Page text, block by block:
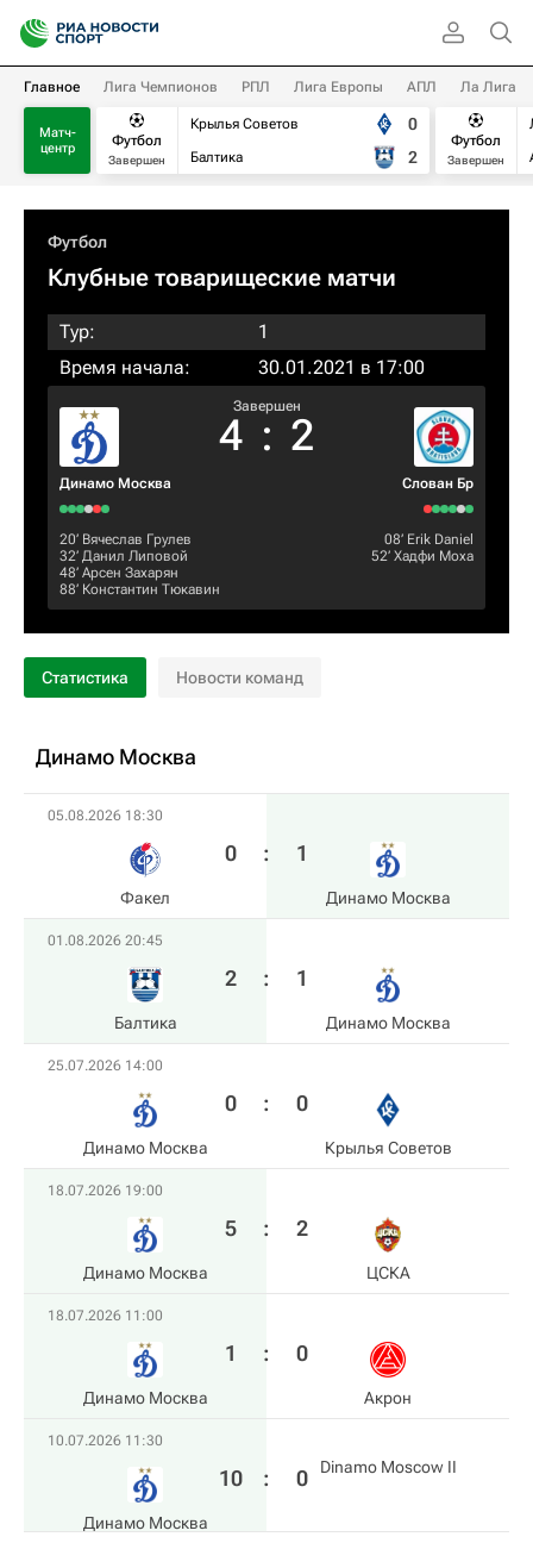
Главное Лига Чемпионов РПЛ Лига Европы АПЛ Ла Лига
Матч-
центр
Футбол
Завершен
Крылья Советов
Балтика
0
2
Футбол
Завершен
Футбол
Клубные товарищеские матчи
Тур:
1
Время начала:
30.01.2021 в 17:00
Динамо Москва
Завершен
4 : 2
Слован Бр
20‎’‎ Вячеслав Грулев
32‎’‎ Данил Липовой
48‎’‎ Арсен Захарян
88‎’‎ Константин Тюкавин
08‎’‎ Erik Daniel
52‎’‎ Хадфи Моха
Статистика Новости команд
Динамо Москва
05.08.2026 18:30
Факел
0 : 1
Динамо Москва
01.08.2026 20:45
Балтика
2 : 1
Динамо Москва
25.07.2026 14:00
Динамо Москва
0 : 0
Крылья Советов
18.07.2026 19:00
Динамо Москва
5 : 2
ЦСКА
18.07.2026 11:00
Динамо Москва
1 : 0
Акрон
10.07.2026 11:30
Динамо Москва
10 : 0 Dinamo Moscow II